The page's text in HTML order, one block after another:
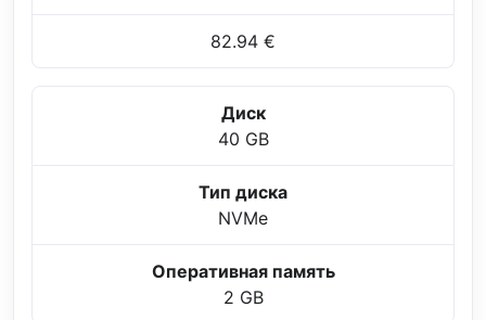
82.94 €
Диск
40 GB
Тип диска
NVMe
Оперативная память
2 GB